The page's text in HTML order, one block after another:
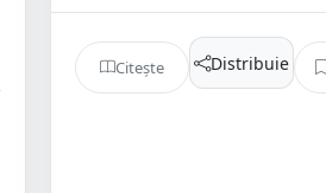
Citește Distribuie